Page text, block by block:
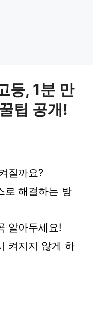
등, 1분 만
팁 공개!
질까요?
로 해결하는 방
알아두세요!
켜지지 않게 하